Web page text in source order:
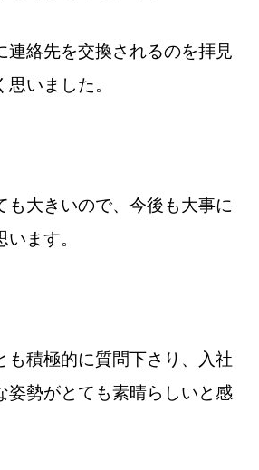
連絡先を交換されるのを拝見
いました。
も大きいので、今後も大事に
ます。
も積極的に質問下さり、入社
姿勢がとても素晴らしいと感